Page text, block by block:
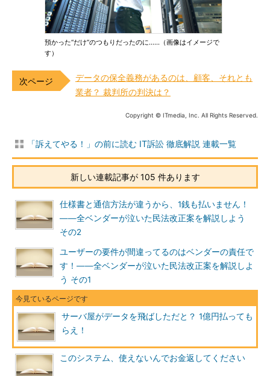
預かった“だけ”のつもりだったのに……（画像はイメージで
す）
データの保全義務があるのは、顧客、それとも
業者？ 裁判所の判決は？
Copyright © ITmedia, Inc. All Rights Reserved.
「訴えてやる！」の前に読む IT訴訟 徹底解説 連載一覧
新しい連載記事が 105 件あります
仕様書と通信方法が違うから、1銭も払いません！
――全ベンダーが泣いた民法改正案を解説しよう
その2
ユーザーの要件が間違ってるのはベンダーの責任で
す！――全ベンダーが泣いた民法改正案を解説しよ
う その1
サーバ屋がデータを飛ばしただと？ 1億円払っても
らえ！
このシステム、使えないんでお金返してください